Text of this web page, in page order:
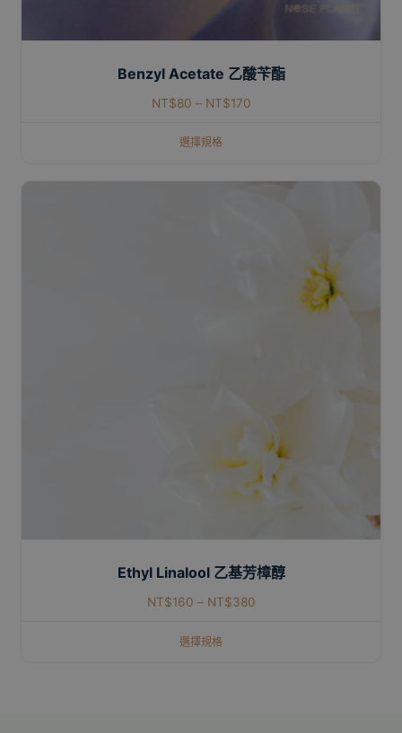
Benzyl Acetate 乙酸苄酯
NT$80 – NT$170
選擇規格
Ethyl Linalool 乙基芳樟醇
NT$160 – NT$380
選擇規格